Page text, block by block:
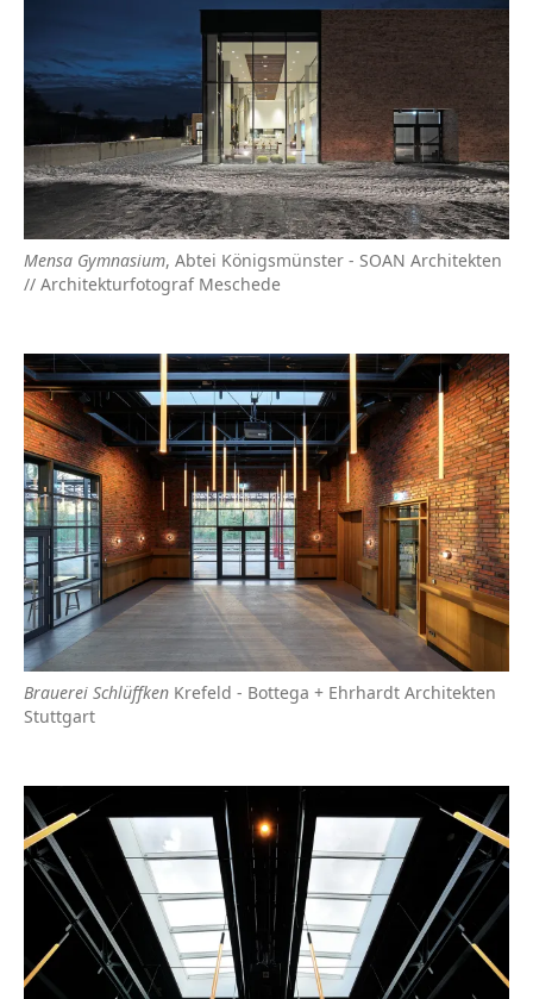
Mensa Gymnasium, Abtei Königsmünster - SOAN Architekten
// Architekturfotograf Meschede
Brauerei Schlüffken Krefeld - Bottega + Ehrhardt Architekten
Stuttgart